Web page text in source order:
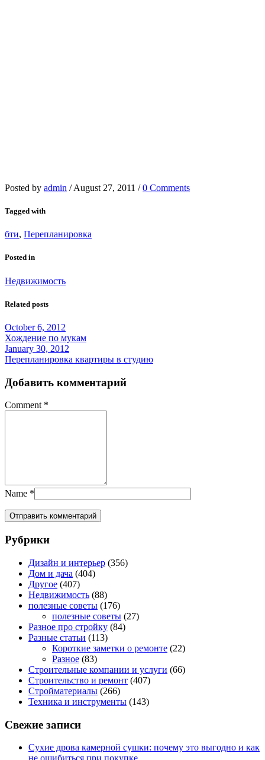
Posted by admin / August 27, 2011 / 0 Comments
Tagged with
бти, Перепланировка
Posted in
Недвижимость
Related posts
October 6, 2012
Хождение по мукам
January 30, 2012
Перепланировка квартиры в студию
Добавить комментарий
Comment *
Name *
Рубрики
Дизайн и интерьер (356)
Дом и дача (404)
Другое (407)
Недвижимость (88)
полезные советы (176)
полезные советы (27)
Разное про стройку (84)
Разные статьи (113)
Короткие заметки о ремонте (22)
Разное (83)
Строительные компании и услуги (66)
Строительство и ремонт (407)
Стройматериалы (266)
Техника и инструменты (143)
Свежие записи
Сухие дрова камерной сушки: почему это выгодно и как